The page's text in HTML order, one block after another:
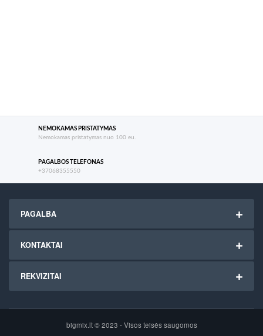
NEMOKAMAS PRISTATYMAS
Nemokamas pristatymas nuo 100 eu.
PAGALBOS TELEFONAS
+37068355550
PAGALBA
KONTAKTAI
REKVIZITAI
bigmix.lt © 2023 - Visos teisės saugomos